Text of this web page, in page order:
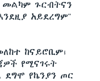
መልካም ጉርብትናን
አይደረግም"
ከናይሮቢም፣
የሚናገሩት
ደግሞ የኬንያን ጦር